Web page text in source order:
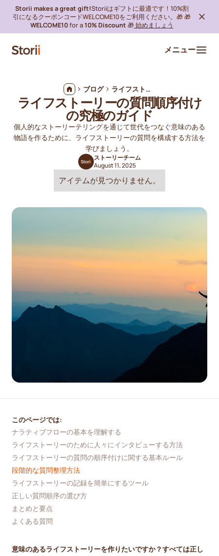
Storii makes a great gift!Storiiはギフトに最適です！10%割
引になるクーポンコードWELCOME10をご利用ください。🎁 🎁
WELCOME10for a10% Discount 🎁 始めましょう
メニュー
ブログ ライフストーリーの質問順序付けの究極のガイド
ライフストーリーの質問順序付け
の究極のガイド
個人的なストーリーテリングを通じて世代をつなぐ意味のある
物語を作るために、ライフストーリーの質問を構成する方法を
学びましょう。
ストーリーチーム
August 11, 2025
アイテムが見つかりません。
このページでは:
ナラティブフローの基本を理解する
ライフストーリーのために人々にインタビューする方法
ライフストーリーの質問の順序付けに関する基本ルール
段階的な質問整理方法
ライフストーリーの記録を簡単にするツール
正しい質問順序の選び方
まとめと要点
よくある質問
意味のあるライフストーリーを作りたいですか？すべては正し